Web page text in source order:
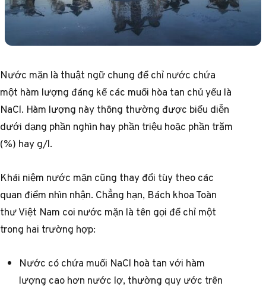
Nước mặn là thuật ngữ chung để chỉ nước chứa
một hàm lượng đáng kể các muối hòa tan chủ yếu là
NaCl. Hàm lượng này thông thường được biểu diễn
dưới dạng phần nghìn hay phần triệu hoặc phần trăm
(%) hay g/l.
Khái niệm nước mặn cũng thay đổi tùy theo các
quan điểm nhìn nhận. Chẳng hạn, Bách khoa Toàn
thư Việt Nam coi nước mặn là tên gọi để chỉ một
trong hai trường hợp:
Nước có chứa muối NaCl hoà tan với hàm
lượng cao hơn nước lợ, thường quy ước trên